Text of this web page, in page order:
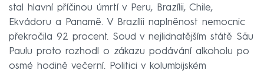
stal hlavní příčinou úmrtí v Peru, Brazílii, Chile,
Ekvádoru a Panamě. V Brazílii naplněnost nemocnic
překročila 92 procent. Soud v nejlidnatějším státě Sãu
Paulu proto rozhodl o zákazu podávání alkoholu po
osmé hodině večerní. Politici v kolumbijském